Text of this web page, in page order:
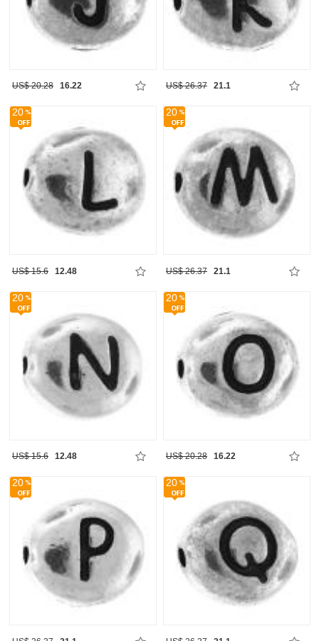
US$ 20.28 16.22 US$ 26.37 21.1
20
US$ 15.6 12.48
20
US$ 26.37 21.1
20
US$ 15.6 12.48
20
US$ 20.28 16.22
20 20